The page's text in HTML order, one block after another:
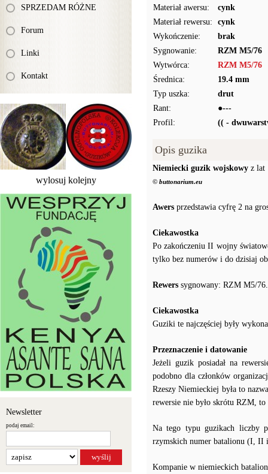
SPRZEDAM RÓŻNE
Forum
Linki
Kontakt
wylosuj kolejny
Newsletter
podaj email:
Materiał awersu:
cynk
Materiał rewersu:
cynk
Wykończenie:
brak
Sygnowanie:
RZM M5/76
Wytwórca:
RZM M5/76
Średnica:
19.4 mm
Typ uszka:
drut
Rant:
●---
Profil:
(( -
Opis guzika
Niemiecki guzik wojskowy z lat
© buttonarium.eu
Awers przedstawia cyfrę 2 na
Ciekawostka
Po zakończeniu II wojny
tylko bez numerów i do dzisiaj
Rewers sygnowany: RZM M5/76.
Ciekawostka
Guziki te najczęściej były
Przeznaczenie i datowanie
Jeżeli guzik posiadał na
podobno dla członków
Rzeszy Niemieckiej była to
rewersie nie było skrótu RZM, to
Na tego typu guzikach liczby
rzymskich numer batalionu (I, II
Kompanie w niemieckich